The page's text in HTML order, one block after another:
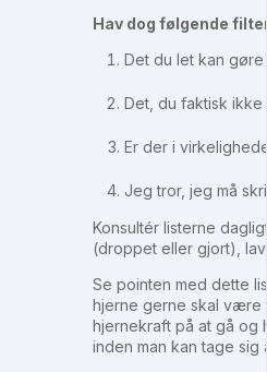
Hav dog følgende
Det du let kan
Det, du faktisk
Er der i
Jeg tror, jeg må
Konsultér listerne
(droppet eller gjort),
Se pointen med dette
hjerne gerne skal være
hjernekraft på at gå og
inden man kan tage